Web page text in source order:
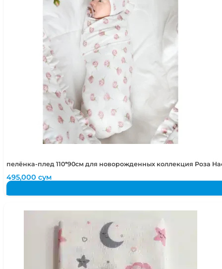
пелёнка-плед 110*90см для новорожденных коллекция Роза
495,000сум